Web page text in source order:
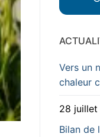
Vers un
chaleur
28
Bilan de